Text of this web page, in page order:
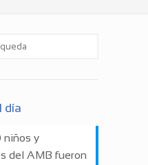
día
niños y
del AMB fueron